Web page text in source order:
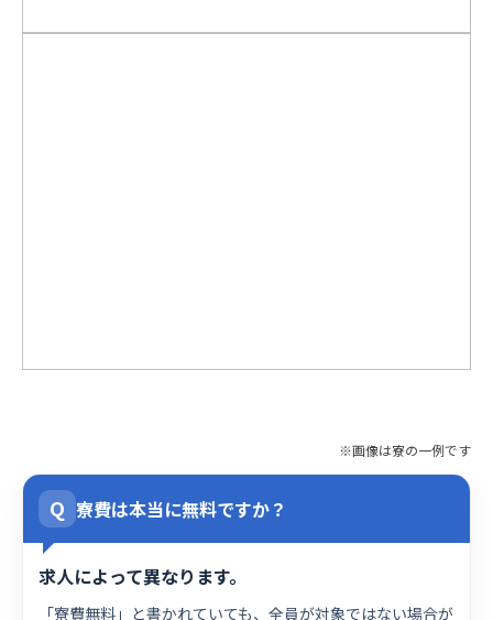
※画像は寮の一例です
Q 寮費は本当に無料ですか？
求人によって異なります。
「寮費無料」と書かれていても、全員が対象ではない場合が